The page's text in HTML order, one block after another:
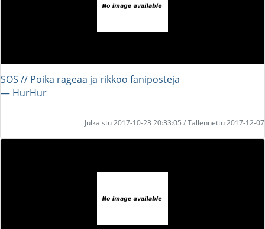
SOS // Poika rageaa ja rikkoo faniposteja
― HurHur
Julkaistu 2017-10-23 20:33:05 / Tallennettu 2017-12-07